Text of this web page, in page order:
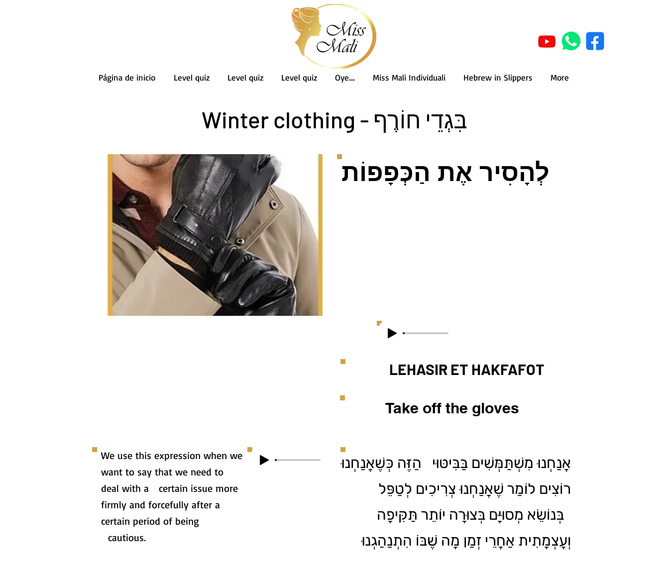
Página de inicio Level quiz Level quiz Level quiz Oye.... Miss Mali Individuali Hebrew in Slippers More
בִּגְדֵי חוֹרֶף - Winter clothing
לְהָסִיר אֶת הַכְּפָפוֹת
LEHASIR ET HAKFAFOT
Take off the gloves
We use this expression when we
want to say that we need to
deal with a certain issue more
firmly and forcefully after a
certain period of being
cautious.
אֲנַחְנוּ מִשְׁתַּמְּשִׁים בַּבִּיטּוּי הַזֶּה כְּשֶׁאֲנַחְנוּ
רוֹצִים לוֹמַר שֶׁאֲנַחְנוּ צְרִיכִים לְטַפֵּל
בְּנוֹשֵׂא מְסוּיָּם בְּצוּרָה יוֹתֵר תַּקִּיפָה
וְעָצְמָתִית אַחֲרֵי זְמַן מָה שֶׁבּוֹ הִתְנַהַגְנוּ